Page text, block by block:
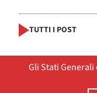
TUTTI I POST
Gli Stati